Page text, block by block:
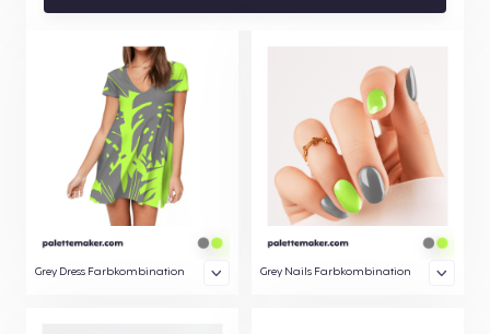
Grey Dress Farbkombination Grey Nails Farbkombination